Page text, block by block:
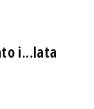
i...lata